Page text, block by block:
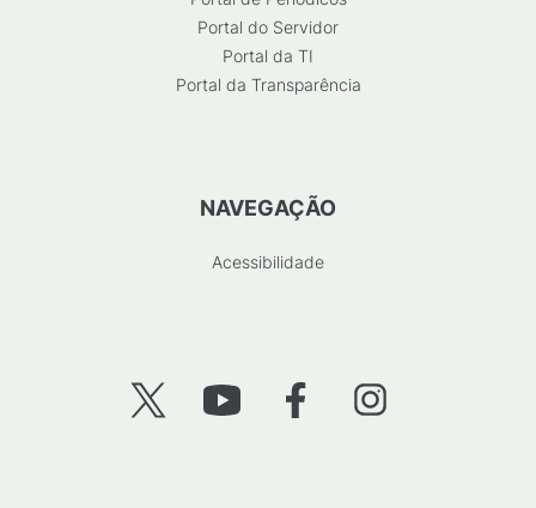
Portal do Servidor
Portal da TI
Portal da Transparência
NAVEGAÇÃO
Acessibilidade